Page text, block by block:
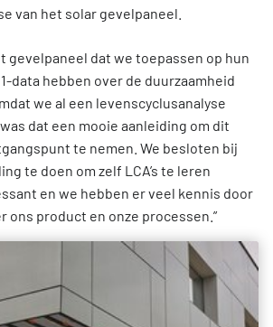
van het solar gevelpaneel.
gevelpaneel dat we toepassen op hun
data hebben over de duurzaamheid
we al een levenscyclusanalyse
dat een mooie aanleiding om dit
te nemen. We besloten bij
te doen om zelf LCA’s te leren
en we hebben er veel kennis door
ons product en onze processen.”